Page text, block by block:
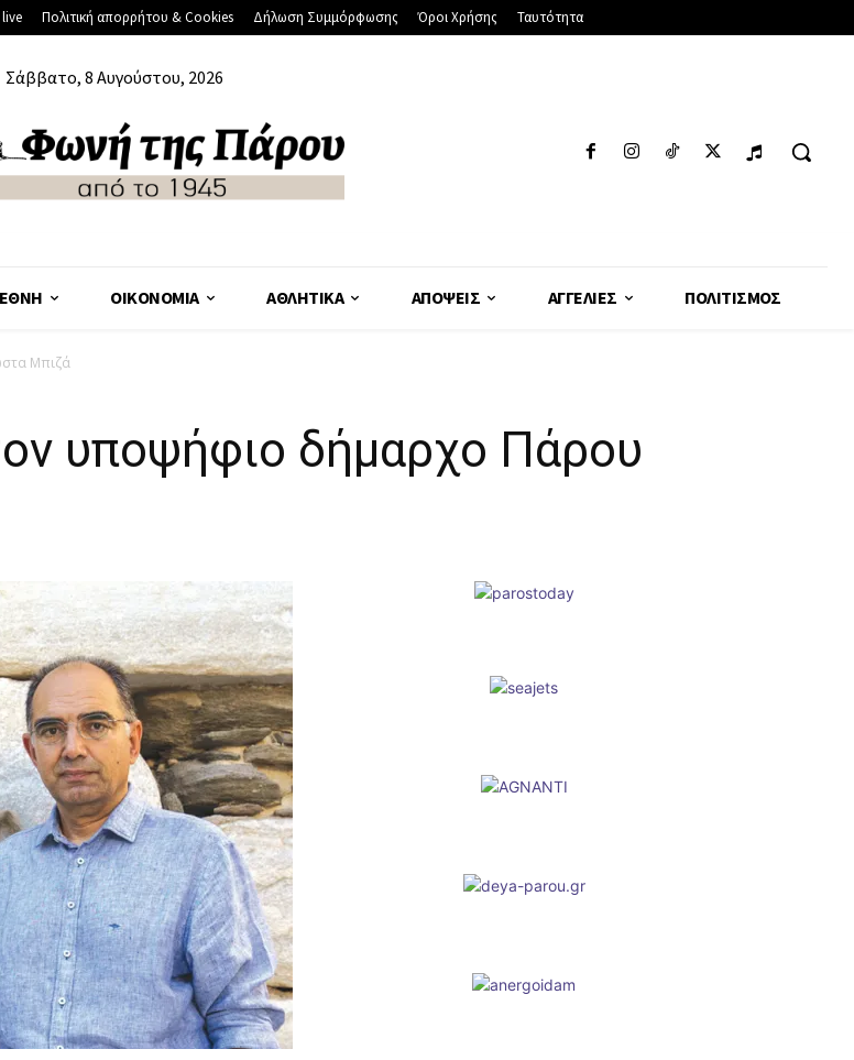
Πολιτική απορρήτου & Cookies Δήλωση Συμμόρφωσης Όροι Χρήσης Ταυτότητα
Σάββατο, 8 Αυγούστου, 2026
ΟΙΚΟΝΟΜΊΑ ΑΘΛΗΤΙΚΆ ΑΠΌΨΕΙΣ ΑΓΓΕΛΊΕΣ ΠΟΛΙΤΙΣΜΌΣ
Μπιζά
υποψήφιο δήμαρχο Πάρου